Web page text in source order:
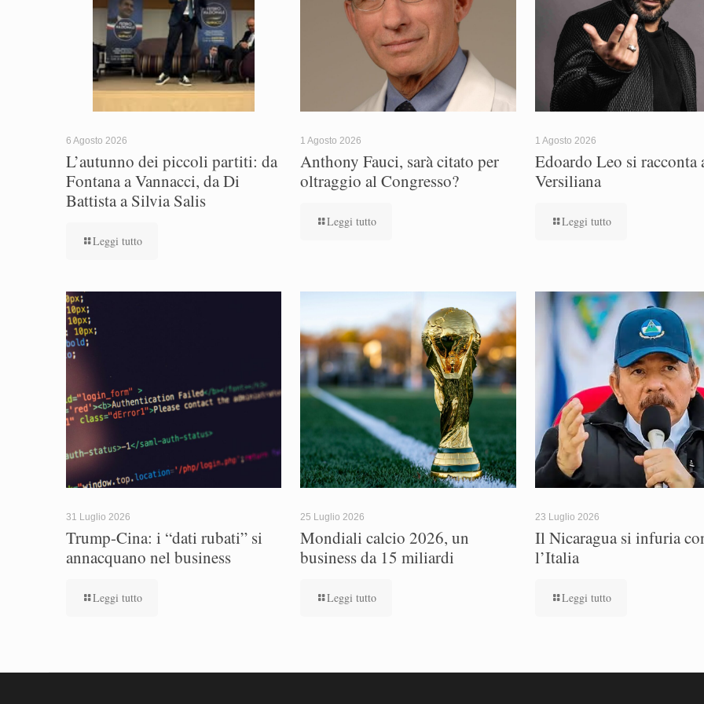
6 Agosto 2026
L’autunno dei piccoli partiti: da
Fontana a Vannacci, da Di
Battista a Silvia Salis
Leggi tutto
1 Agosto 2026
Anthony Fauci, sarà citato per
oltraggio al Congresso?
Leggi tutto
1 Agosto 2026
Edoardo Leo si racconta
Versiliana
Leggi tutto
31 Luglio 2026
Trump-Cina: i “dati rubati” si
annacquano nel business
Leggi tutto
25 Luglio 2026
Mondiali calcio 2026, un
business da 15 miliardi
Leggi tutto
23 Luglio 2026
Il Nicaragua si infuria
l’Italia
Leggi tutto